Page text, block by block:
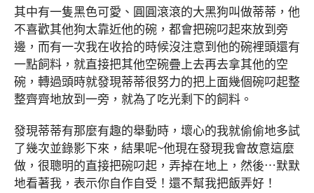
其中有一隻黑色可愛、圓圓滾滾的大黑狗叫做蒂蒂，他
不喜歡其他狗太靠近他的碗，都會把碗叼起來放到旁
邊，而有一次我在收拾的時候沒注意到他的碗裡頭還有
一點飼料，就直接把其他空碗疊上去再去拿其他的空
碗，轉過頭時就發現蒂蒂很努力的把上面幾個碗叼起整
整齊齊地放到一旁，就為了吃光剩下的飼料。
發現蒂蒂有那麼有趣的舉動時，壞心的我就偷偷地多試
了幾次並錄影下來，結果呢~他現在發現我會故意這麼
做，很聰明的直接把碗叼起，弄掉在地上，然後…默默
地看著我，表示你自作自受！還不幫我把飯弄好！